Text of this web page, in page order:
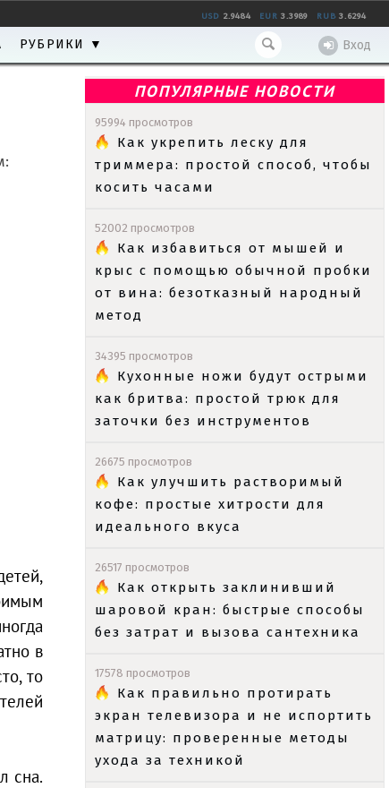
USD 2.9484 EUR 3.3989 RUB 3.6294
Вход
РУБРИКИ ▼
ПОПУЛЯРНЫЕ НОВОСТИ
95994 просмотров
Как укрепить леску для
триммера: простой способ, чтобы
косить часами
52002 просмотров
Как избавиться от мышей и
крыс с помощью обычной пробки
от вина: безотказный народный
метод
34395 просмотров
Кухонные ножи будут острыми
как бритва: простой трюк для
заточки без инструментов
26675 просмотров
Как улучшить растворимый
кофе: простые хитрости для
идеального вкуса
26517 просмотров
Как открыть заклинивший
шаровой кран: быстрые способы
без затрат и вызова сантехника
17578 просмотров
Как правильно протирать
экран телевизора и не испортить
матрицу: проверенные методы
ухода за техникой
в
то
сна.